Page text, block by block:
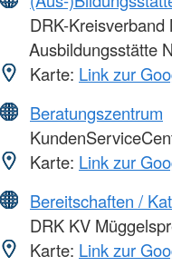
DRK-Kreisverband
Ausbildungsstätte
Karte: Link zur
Beratungszentrum
Karte: Link zur
Bereitschaften /
DRK KV
Karte: Link zur